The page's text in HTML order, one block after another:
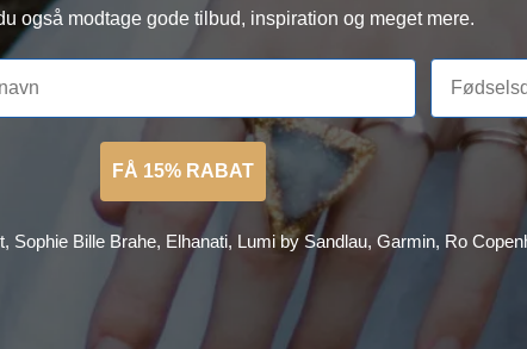
også modtage gode tilbud, inspiration og meget mere.
FÅ 15% RABAT
Bille Brahe, Elhanati, Lumi by Sandlau, Garmin, Ro